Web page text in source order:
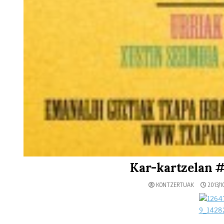
Kar-kartzelan
KONTZERTUAK 2013/